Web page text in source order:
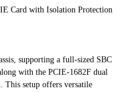
Card with Isolation Protection
supporting a full-sized SBC
with the PCIE-1682F dual
This setup offers versatile